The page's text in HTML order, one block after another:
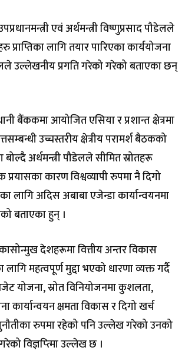
एवं अर्थमन्त्री विष्णुप्रसाद पौडेलले
प्राप्तिका लागि तयार पारिएका कार्ययोजना
उल्लेखनीय प्रगति गरेको गरेको बताएका छन्
बैंककमा आयोजित एसिया र प्रशान्त क्षेत्रमा
उच्चस्तरीय क्षेत्रीय परामर्श बैठकको
बोल्दै अर्थमन्त्री पौडेलले सीमित स्रोतहरू
प्रयासका कारण विश्वव्यापी रुपमा नै दिगो
लागि अदिस अबाबा एजेन्डा कार्यान्वयनमा
बताएका हुन् ।
देशहरूमा वित्तीय अन्तर विकास
लागि महत्वपूर्ण मुद्दा भएको धारणा व्यक्त गर्दै
योजना, स्रोत विनियोजनमा कुशलता,
कार्यान्वयन क्षमता विकास र दिगो खर्च
रुपमा रहेको पनि उल्लेख गरेको उनको
विज्ञप्त्मिा उल्लेख छ ।